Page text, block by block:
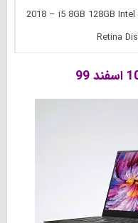
2018 – i5 8GB 128GB
Retina